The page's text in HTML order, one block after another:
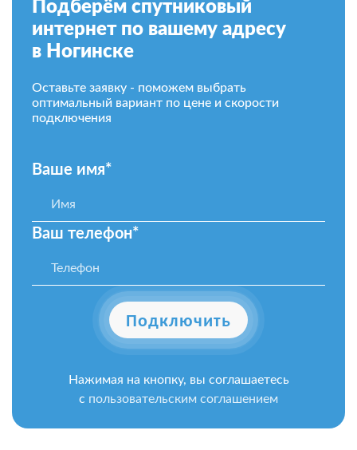
Подберём спутниковый
интернет по вашему адресу
в Ногинске
Оставьте заявку - поможем выбрать
оптимальный вариант по цене и скорости
подключения
Ваше имя*
Ваш телефон*
Подключить
Нажимая на кнопку, вы соглашаетесь
с пользовательским соглашением